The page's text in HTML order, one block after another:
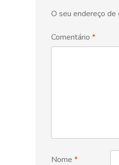
O seu endereço de
Comentário *
Nome *